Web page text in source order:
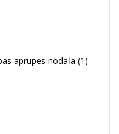
aprūpes nodaļa (1)